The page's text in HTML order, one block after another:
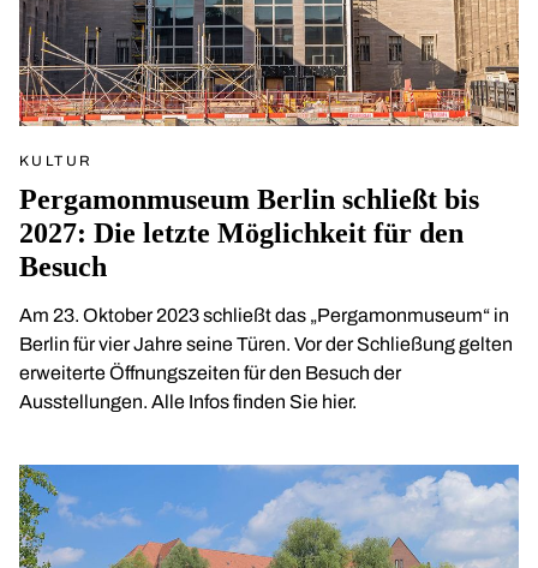
KULTUR
Pergamonmuseum Berlin schließt bis
2027: Die letzte Möglichkeit für den
Besuch
Am 23. Oktober 2023 schließt das „Pergamonmuseum“ in
Berlin für vier Jahre seine Türen. Vor der Schließung gelten
erweiterte Öffnungszeiten für den Besuch der
Ausstellungen. Alle Infos finden Sie hier.